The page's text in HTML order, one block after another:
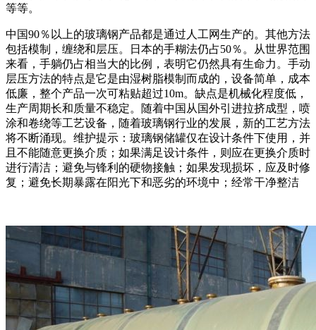
等等。
中国90％以上的玻璃钢产品都是通过人工网生产的。其他方法
包括模制，缠绕和层压。日本的手糊法仍占50％。从世界范围
来看，手躺仍占相当大的比例，表明它仍然具有生命力。手动
层压方法的特点是它是由湿树脂模制而成的，设备简单，成本
低廉，整个产品一次可粘贴超过10m。缺点是机械化程度低，
生产周期长和质量不稳定。随着中国从国外引进拉挤成型，喷
涂和卷绕等工艺设备，随着玻璃钢行业的发展，新的工艺方法
将不断涌现。维护提示：玻璃钢储罐仅在设计条件下使用，并
且不能随意更换介质；如果满足设计条件，则应在更换介质时
进行清洁；避免与锋利的硬物接触；如果发现损坏，应及时修
复；避免长期暴露在阳光下和恶劣的环境中；经常干净整洁